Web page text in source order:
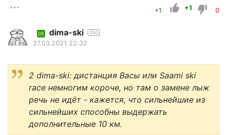
+1 +1 0
05 dima-ski 350
27.03.2021 22:32
2 dima-ski: дистанция Васы или Saami ski
race немногим короче, но там о замене лыж
речь не идёт - кажется, что сильнейшие из
сильнейших способны выдержать
дополнительные 10 км.